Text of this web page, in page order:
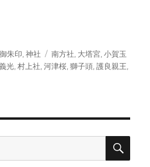
御朱印,神社
タ
グ
南方社, 大塔宮,小賀玉
光,村上社,河津桜,獅子頭,護良親王,
検